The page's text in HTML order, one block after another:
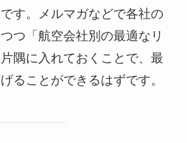
す。メルマガなどで各社の
つ「航空会社別の最適なリ
隅に入れておくことで、最
ることができるはずです。